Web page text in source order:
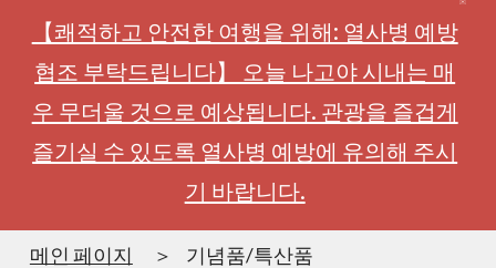
【쾌적하고 안전한 여행을 위해: 열사병 예방
협조 부탁드립니다】 오늘 나고야 시내는 매
우 무더울 것으로 예상됩니다. 관광을 즐겁게
즐기실 수 있도록 열사병 예방에 유의해 주시
기 바랍니다.
메인 페이지 기념품/특산품